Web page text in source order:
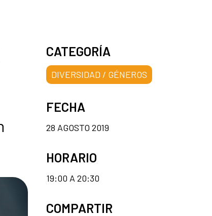
CATEGORÍA
DIVERSIDAD / GÉNEROS
FECHA
28 AGOSTO 2019
HORARIO
19:00 A 20:30
COMPARTIR